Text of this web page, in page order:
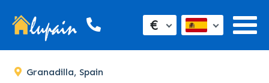
€
Granadilla, Spain
SOLD